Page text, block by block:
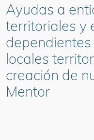
Ayudas a
territoriales y
locales
creación de
Mentor